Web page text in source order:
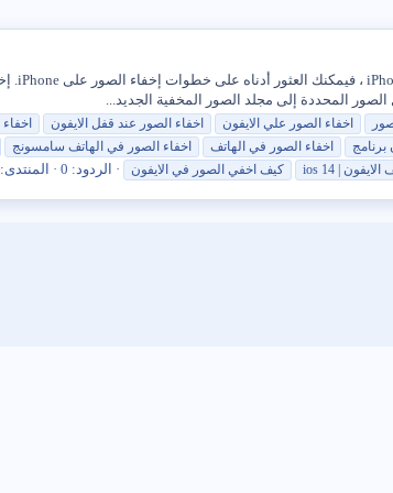
المحددة إلى مجلد الصور المخفية الجديد...
اخفاء الصور علي الايفون اخفاء الصور عند قفل الايفون اخفاء
برنامج اخفاء الصور في الهاتف اخفاء الصور في الهاتف سامسونج
الايفون | ios 14 كيف اخفي الصور في الايفون الردود: 0 المنتدى: